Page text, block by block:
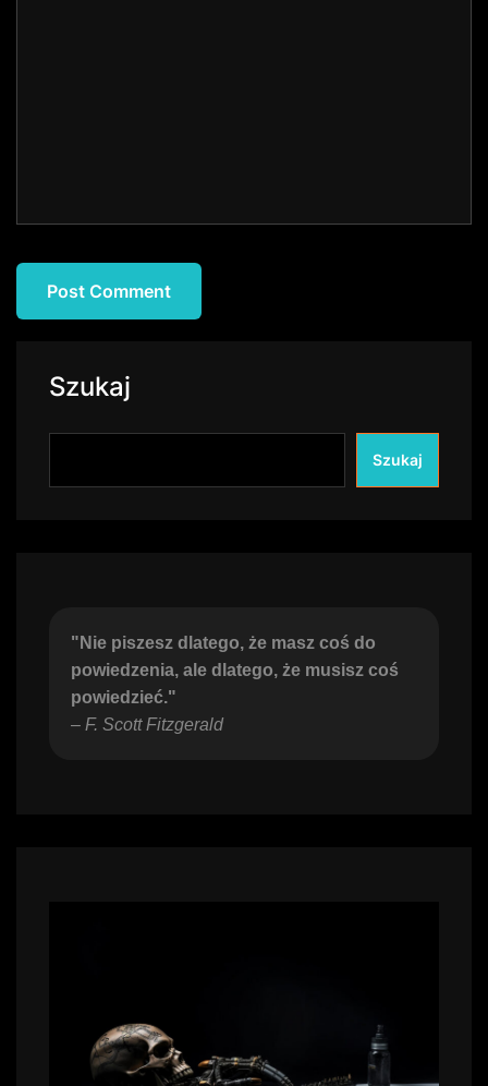
Szukaj
Szukaj
"Nie piszesz dlatego, że masz coś do
powiedzenia, ale dlatego, że musisz coś
powiedzieć."
– F. Scott Fitzgerald